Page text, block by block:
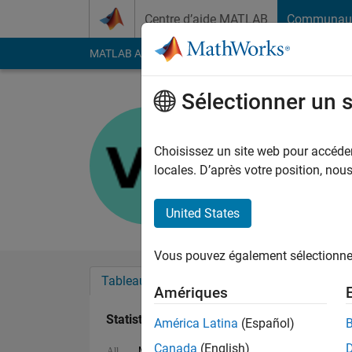
Centre d’aide MATLAB
MATLAB Answers File Exchange Cody
Last seen: 4 mois il
Followers:0
Tableau de bord
Statistiques
Sélectionner un
Choisissez un site web pour
locales. D’après votre position,
United States
Vous pouvez également
Amériques
América Latina (Español)
Canada (English)